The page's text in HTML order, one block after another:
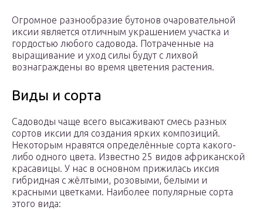
Огромное разнообразие бутонов очаровательной
иксии является отличным украшением участка и
гордостью любого садовода. Потраченные на
выращивание и уход силы будут с лихвой
вознаграждены во время цветения растения.
Виды и сорта
Садоводы чаще всего высаживают смесь разных
сортов иксии для создания ярких композиций.
Некоторым нравятся определённые сорта какого-
либо одного цвета. Известно 25 видов африканской
красавицы. У нас в основном прижилась иксия
гибридная с жёлтыми, розовыми, белыми и
красными цветками. Наиболее популярные сорта
этого вида: